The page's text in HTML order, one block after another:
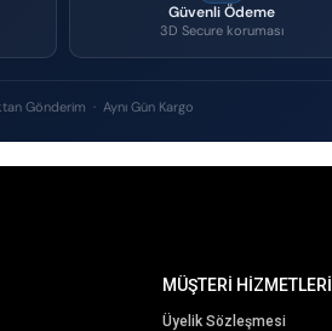
Güvenli Ödeme
3D Secure koruması
Gönderim · Aynı Gün Kargo
MÜŞTERİ HİZMETLERİ
Üyelik Sözleşmesi